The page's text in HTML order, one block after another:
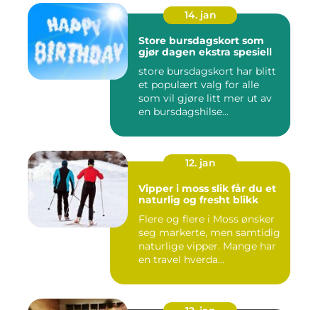
14. jan
Store bursdagskort som
gjør dagen ekstra spesiell
store bursdagskort har blitt
et populært valg for alle
som vil gjøre litt mer ut av
en bursdagshilse...
12. jan
Vipper i moss slik får du et
naturlig og fresht blikk
Flere og flere i Moss ønsker
seg markerte, men samtidig
naturlige vipper. Mange har
en travel hverda...